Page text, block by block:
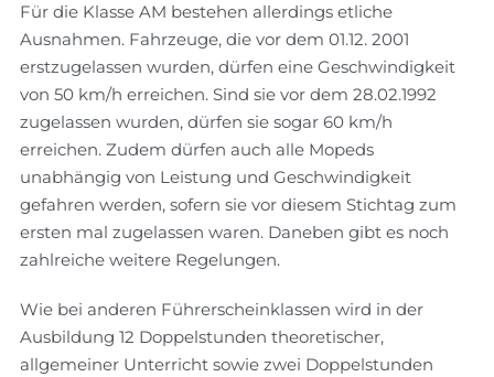
Für die Klasse AM bestehen allerdings etliche
Ausnahmen. Fahrzeuge, die vor dem 01.12. 2001
erstzugelassen wurden, dürfen eine Geschwindigkeit
von 50 km/h erreichen. Sind sie vor dem 28.02.1992
zugelassen wurden, dürfen sie sogar 60 km/h
erreichen. Zudem dürfen auch alle Mopeds
unabhängig von Leistung und Geschwindigkeit
gefahren werden, sofern sie vor diesem Stichtag zum
ersten mal zugelassen waren. Daneben gibt es noch
zahlreiche weitere Regelungen.
Wie bei anderen Führerscheinklassen wird in der
Ausbildung 12 Doppelstunden theoretischer,
allgemeiner Unterricht sowie zwei Doppelstunden